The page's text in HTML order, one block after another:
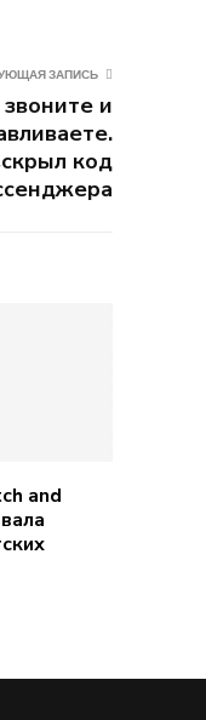
ЗАПИСЬ
и
код
and